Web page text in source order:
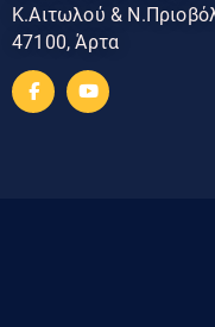
Κ.Αιτωλού &
47100, Άρτα